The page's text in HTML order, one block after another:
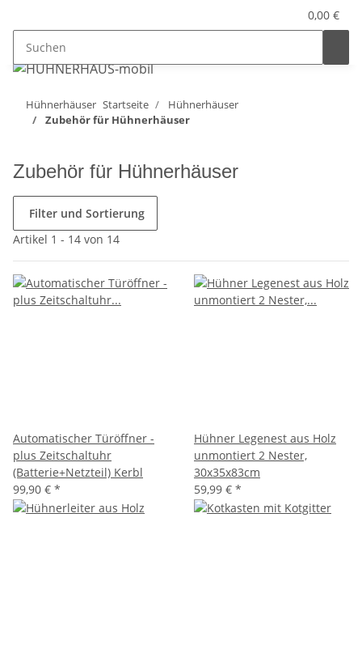
0,00 €
Hühnerhäuser Startseite
Hühnerhäuser
Zubehör für Hühnerhäuser
Zubehör für Hühnerhäuser
Filter und Sortierung
Artikel 1 - 14 von 14
Automatischer Türöffner -
plus Zeitschaltuhr
(Batterie+Netzteil) Kerbl
99,90 € *
Hühner Legenest aus Holz
unmontiert 2 Nester,
30x35x83cm
59,99 € *